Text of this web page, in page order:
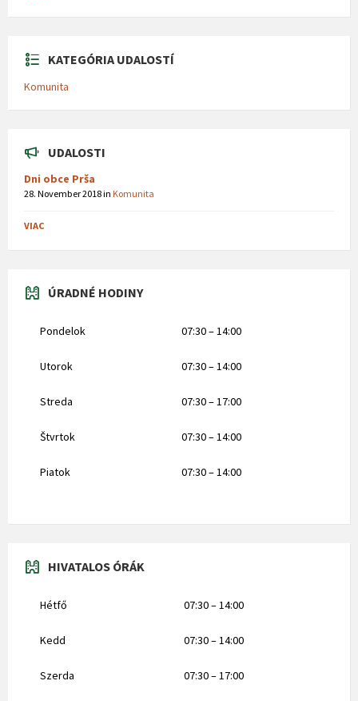
KATEGÓRIA UDALOSTÍ
Komunita
UDALOSTI
Dni obce Prša
28. November 2018in Komunita
VIAC
ÚRADNÉ HODINY
Pondelok 07:30 – 14:00
Utorok 07:30 – 14:00
Streda 07:30 – 17:00
Štvrtok 07:30 – 14:00
Piatok 07:30 – 14:00
HIVATALOS ÓRÁK
Hétfő 07:30 – 14:00
Kedd 07:30 – 14:00
Szerda 07:30 – 17:00